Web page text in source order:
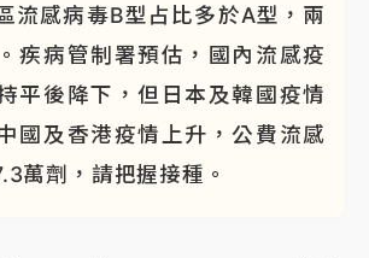
流感病毒B型占比多於A型，兩
疾病管制署預估，國內流感疫
平後降下，但日本及韓國疫情
國及香港疫情上升，公費流感
萬劑，請把握接種。